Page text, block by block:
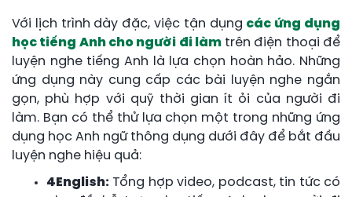
Với lịch trình dày đặc, việc tận dụng các ứng dụng
học tiếng Anh cho người đi làmtrên điện thoại để
luyện nghe tiếng Anh là lựa chọn hoàn hảo. Những
ứng dụng này cung cấp các bài luyện nghe ngắn
gọn, phù hợp với quỹ thời gian ít ỏi của người đi
làm. Bạn có thể thử lựa chọn một trong những ứng
dụng học Anh ngữ thông dụng dưới đây để bắt đầu
luyện nghe hiệu quả:
4English: Tổng hợp video, podcast, tin tức có